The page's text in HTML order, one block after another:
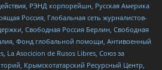
РЭНД корпорейшн, Русская Америка
Россия, Глобальная сеть журналистов-
Свободная Россия Берлин, Свободная
Фонд глобальной помощи, Антивоенный
La Asocicion de Rusos Libres, Союз за
Крымскотатарский Ресурсный Центр,